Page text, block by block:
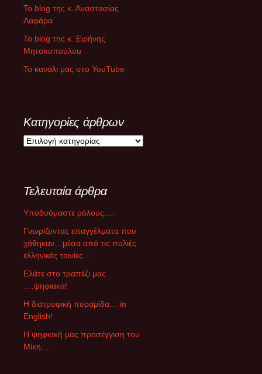
Το blog της κ. Αναστασίας
Λαφάρα
Το blog της κ. Ειρήνης
Μητσκοπούλου
Το κανάλι μας στο YouTube
Κατηγορίες άρθρων
Κ
γ
ρ
ί
ρ
θ
ρ
ω
Τελευταία άρθρα
Υποδυόμαστε ρόλους….
Γνωρίζοντας επαγγέλματα που
χάθηκαν…μέσα από τις παλιές
ελληνικές ταινίες…
Ελάτε στο τραπέζι μας
….ψηφιακά!
Η διατροφική πυραμίδα… in
English!
Η ψηφιακή μας προσέγγιση του
Μίκη…